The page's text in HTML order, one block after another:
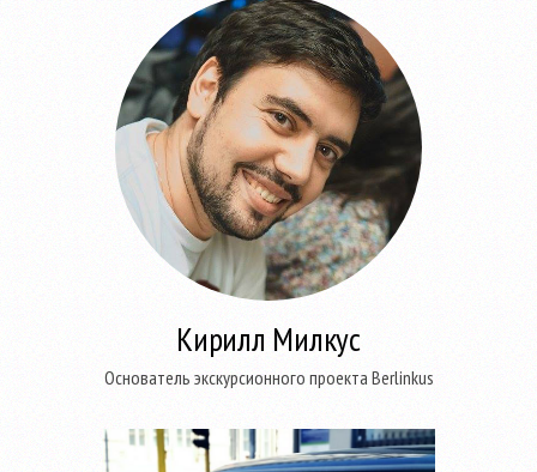
Кирилл Милкус
Основатель экскурсионного проекта Berlinkus